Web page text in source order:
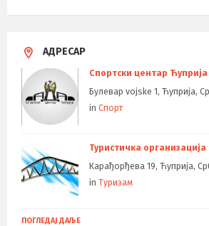
АДРЕСАР
Спортски центар Ћуприја
Булевар vojske 1, Ћуприја,
in Спорт
Туристичка
Карађорђева 19, Ћуприја,
in Туризам
ПОГЛЕДАЈ ДАЉЕ